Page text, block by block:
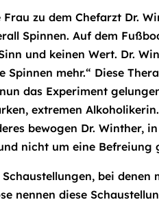
zu dem Chefarzt Dr.
Spinnen. Auf dem
und keinen Wert. Dr.
Spinnen mehr.“ Diese
das Experiment
extremen
bewogen Dr. Winther,
nicht um eine Befreiung
bei
nennen diese